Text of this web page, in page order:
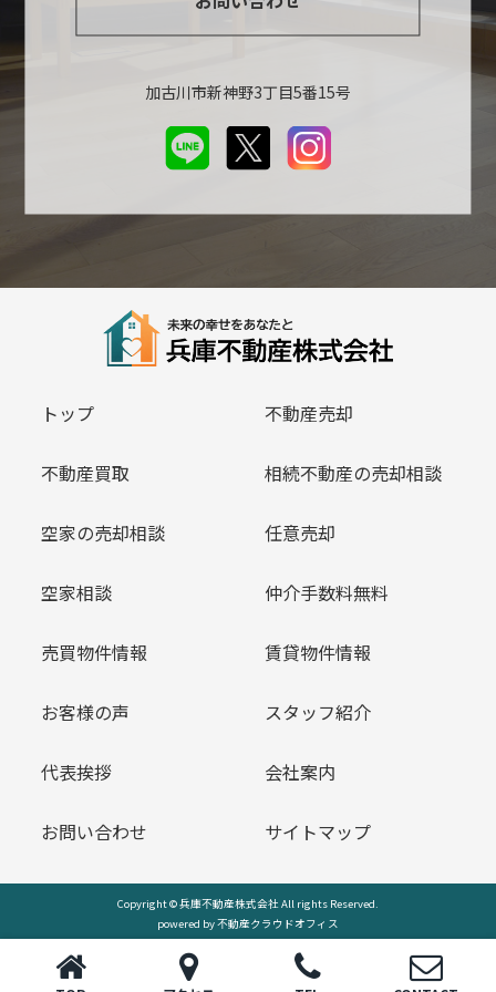
加古川市新神野3丁目5番15号
トップ 不動産売却
不動産買取 相続不動産の売却相談
空家の売却相談 任意売却
空家相談 仲介手数料無料
売買物件情報 賃貸物件情報
お客様の声 スタッフ紹介
代表挨拶 会社案内
お問い合わせ サイトマップ
Copyright © 兵庫不動産株式会社 All rights Reserved.
powered by 不動産クラウドオフィス